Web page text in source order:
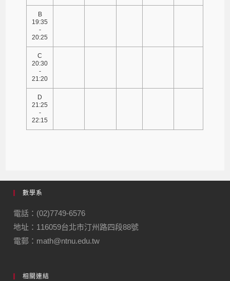
B
19:35
-
20:25
C
20:30
-
21:20
D
21:25
-
22:15
數學系
電話：(02)7749-6576
地址：116059台北市汀州路四段88號
電郵：math@ntnu.edu.tw
相關連結